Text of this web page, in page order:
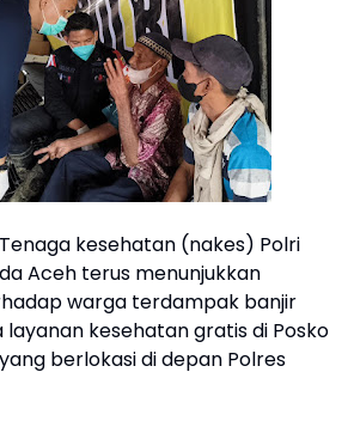
kesehatan (nakes) Polri
Aceh terus menunjukkan
warga terdampak banjir
kesehatan gratis di Posko
berlokasi di depan Polres